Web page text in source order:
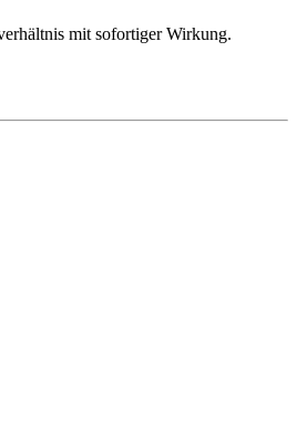
mit sofortiger Wirkung.